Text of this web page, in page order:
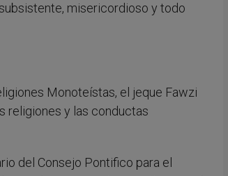
misericordioso y todo
Monoteístas, el jeque Fawzi
religiones y las conductas
del Consejo Pontifico para el